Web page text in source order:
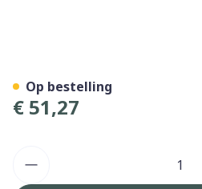
€ 51,27
Op bestelling